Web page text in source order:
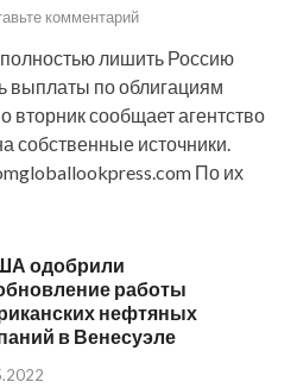
комментарий
лишить Россию
выплаты по облигациям
вторник сообщает агентство
собственные источники.
По их
одобрили
работы
нефтяных
в Венесуэле